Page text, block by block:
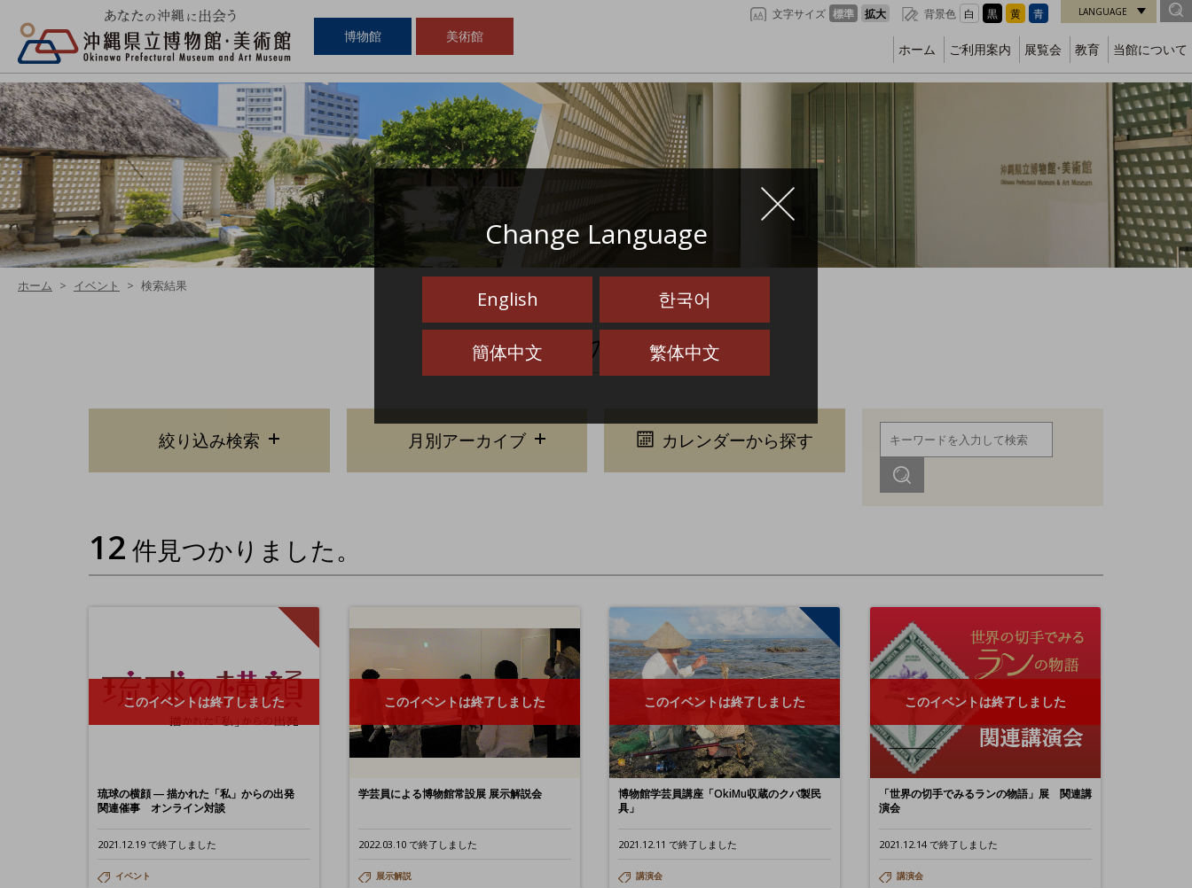
博物館 美術館
文字サイズ 標準 拡大 背景色 白 黒 黄 青 LANGUAGE
ホーム ご利用案内 展覧会 教育 当館について
Change Language
English 한국어
簡体中文 繁体中文
ホーム イベント 検索結果
イベントの検索結果
絞り込み検索 月別アーカイブ カレンダーから探す
12 件見つかりました。
このイベントは終了しました
琉球の横顔 ― 描かれた「私」からの出発
関連催事 オンライン対談
2021.12.19 で終了しました
イベント
このイベントは終了しました
学芸員による博物館常設展 展示解説会
2022.03.10 で終了しました
展示解説
このイベントは終了しました
博物館学芸員講座「OkiMu収蔵のクバ製民
具」
2021.12.11 で終了しました
講演会
このイベントは終了しました
「世界の切手でみるランの物語」展 関連講
演会
2021.12.14 で終了しました
講演会